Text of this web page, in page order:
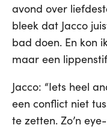
avond over
bleek dat Jacco
bad doen. En kon
maar een
Jacco: “Iets heel
een conflict niet
te zetten. Zo’n